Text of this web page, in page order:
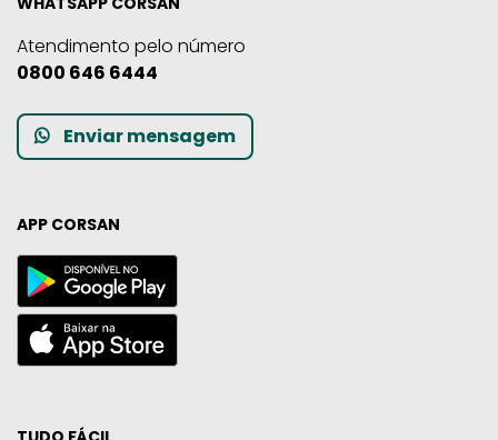
Atendimento pelo número
0800 646 6444
Enviar mensagem
APP CORSAN